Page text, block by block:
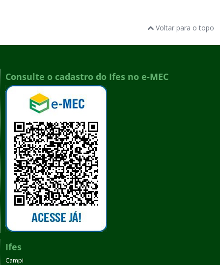
Voltar para o topo
Consulte o cadastro do Ifes no e-MEC
Ifes
Campi